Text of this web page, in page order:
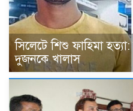
সিলেটে শিশু ফাহিমা
দুজনকে খালাস